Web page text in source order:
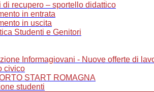
di recupero – sportello didattico
in entrata
in uscita
Studenti e Genitori
Informagiovani - Nuove offerte di
civico
START ROMAGNA
studenti